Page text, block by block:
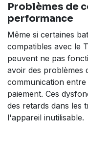
Problèmes de
performance
Même si certaines
compatibles avec le
peuvent ne pas
avoir des problèmes
communication
paiement. Ces
des retards dans les
l'appareil inutilisable.